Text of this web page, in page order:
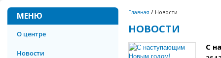
МЕНЮ
О центре
Новости
Главная / Новости
НОВОСТИ
С